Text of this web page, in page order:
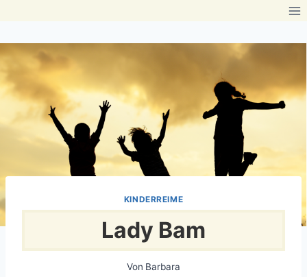
springen
KINDERREIME
Lady Bam
Von Barbara